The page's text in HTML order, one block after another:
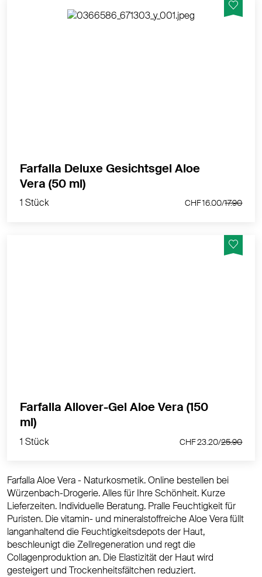
1 Stück
Farfalla Deluxe Gesichtsgel Aloe
Vera (50 ml)
1 Stück CHF 16.00/17.90
Farfalla Allover-Gel Aloe Vera (150
ml)
1 Stück CHF 23.20/25.90
Farfalla Aloe Vera - Naturkosmetik. Online bestellen bei
Würzenbach-Drogerie. Alles für Ihre Schönheit. Kurze
Lieferzeiten. Individuelle Beratung. Pralle Feuchtigkeit für
Puristen. Die vitamin- und mineralstoffreiche Aloe Vera füllt
langanhaltend die Feuchtigkeitsdepots der Haut,
beschleunigt die Zellregeneration und regt die
Collagenproduktion an. Die Elastizität der Haut wird
gesteigert und Trockenheitsfältchen reduziert.